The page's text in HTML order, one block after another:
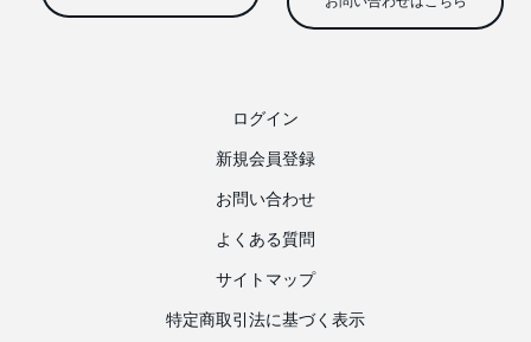
ログイン
新規会員登録
お問い合わせ
よくある質問
サイトマップ
特定商取引法に基づく表示